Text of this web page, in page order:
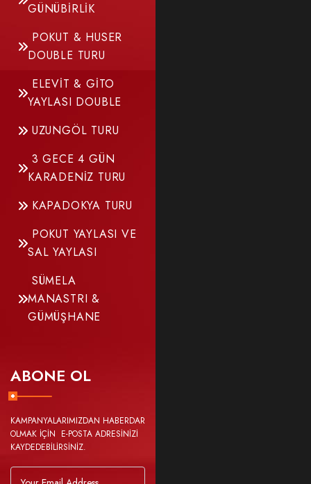
GÜNÜBİRLİK
POKUT & HUSER
DOUBLE TURU
ELEVİT & GİTO
YAYLASI DOUBLE
UZUNGÖL TURU
3 GECE 4 GÜN
KARADENİZ TURU
KAPADOKYA TURU
POKUT YAYLASI VE
SAL YAYLASI
SÜMELA
MANASTRI &
GÜMÜŞHANE
ABONE OL
KAMPANYALARIMIZDAN HABERDAR
OLMAK İÇİN E-POSTA ADRESİNİZİ
KAYDEDEBİLİRSİNİZ.